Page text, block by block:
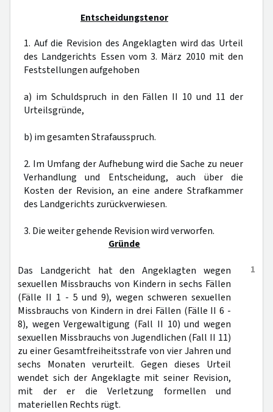
Entscheidungstenor
1. Auf die Revision des Angeklagten wird das Urteil
des Landgerichts Essen vom 3. März 2010 mit den
Feststellungen aufgehoben
a) im Schuldspruch in den Fällen II 10 und 11 der
Urteilsgründe,
b) im gesamten Strafausspruch.
2. Im Umfang der Aufhebung wird die Sache zu neuer
Verhandlung und Entscheidung, auch über die
Kosten der Revision, an eine andere Strafkammer
des Landgerichts zurückverwiesen.
3. Die weiter gehende Revision wird verworfen.
Gründe
1
Das Landgericht hat den Angeklagten wegen
sexuellen Missbrauchs von Kindern in sechs Fällen
(Fälle II 1 - 5 und 9), wegen schweren sexuellen
Missbrauchs von Kindern in drei Fällen (Fälle II 6 -
8), wegen Vergewaltigung (Fall II 10) und wegen
sexuellen Missbrauchs von Jugendlichen (Fall II 11)
zu einer Gesamtfreiheitsstrafe von vier Jahren und
sechs Monaten verurteilt. Gegen dieses Urteil
wendet sich der Angeklagte mit seiner Revision,
mit der er die Verletzung formellen und
materiellen Rechts rügt.